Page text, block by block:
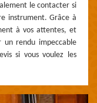
le contacter si
instrument. Grâce à
à vos attentes, et
un rendu impeccable
si vous voulez les